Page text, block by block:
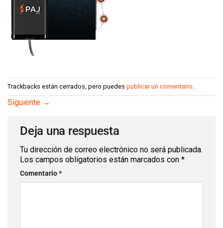
Trackbacks están cerrados, pero puedespublicar un comentario.
Siguiente→
Deja una respuesta
Tu dirección de correo electrónico no será
publicada. Los campos obligatorios están marcados
con*
Comentario*